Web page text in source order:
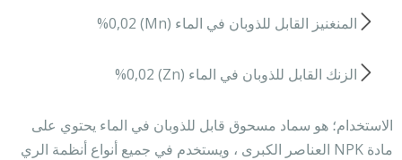
المنغنيز القابل للذوبان في الماء (Mn) %0,02
الزنك القابل للذوبان في الماء (Zn) %0,02
الاستخدام؛ هو سماد مسحوق قابل للذوبان في الماء يحتوي على
مادة NPK العناصر الكبرى ، ويستخدم في جميع أنواع أنظمة الري